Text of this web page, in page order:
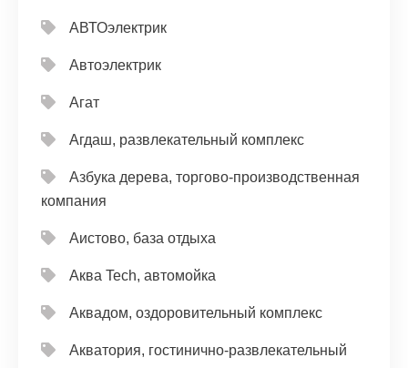
АВТОэлектрик
Автоэлектрик
Агат
Агдаш, развлекательный комплекс
Азбука дерева, торгово-производственная
компания
Аистово, база отдыха
Аква Tech, автомойка
Аквадом, оздоровительный комплекс
Акватория, гостинично-развлекательный